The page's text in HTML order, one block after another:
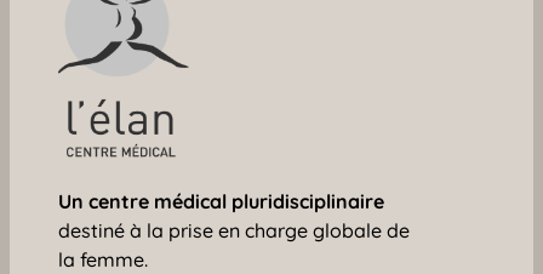
Un centre médical pluridisciplinaire
destiné à la prise en charge globale de
la femme.